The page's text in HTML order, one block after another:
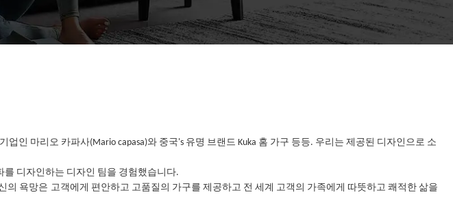
인 마리오 카파사(Mario capasa)와 중국's 유명 브랜드 Kuka 홈 가구 등등. 우리는 제공된 디자인으로 소
를 디자인하는 디자인 팀을 경험했습니다.
의 욕망은 고객에게 편안하고 고품질의 가구를 제공하고 전 세계 고객의 가족에게 따뜻하고 쾌적한 삶을